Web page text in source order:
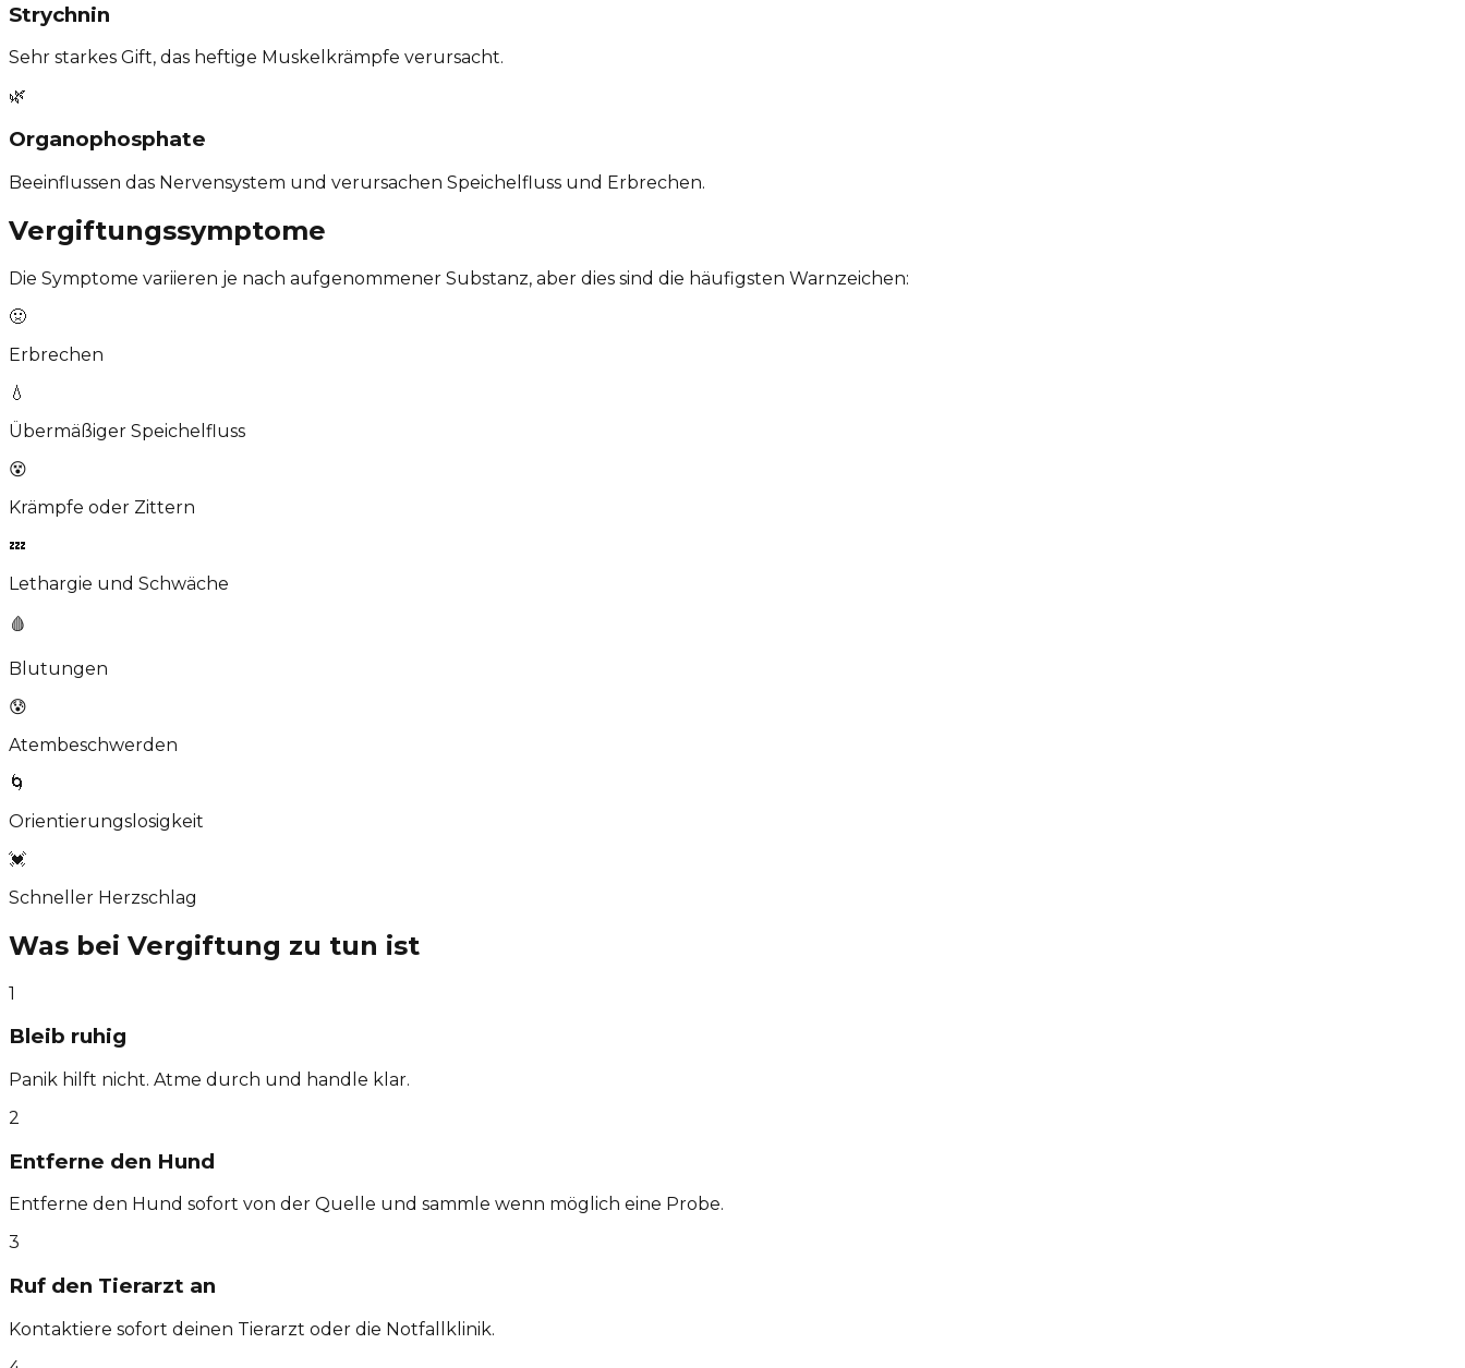
Strychnin
Sehr starkes Gift, das heftige Muskelkrämpfe verursacht.
🌿
Organophosphate
Beeinflussen das Nervensystem und verursachen Speichelfluss und Erbrechen.
Vergiftungssymptome
Die Symptome variieren je nach aufgenommener Substanz, aber dies sind die häufigsten Warnzeichen:
🤢
Erbrechen
💧
Übermäßiger Speichelfluss
😵
Krämpfe oder Zittern
💤
Lethargie und Schwäche
🩸
Blutungen
😰
Atembeschwerden
🌀
Orientierungslosigkeit
💓
Schneller Herzschlag
Was bei Vergiftung zu tun ist
1
Bleib ruhig
Panik hilft nicht. Atme durch und handle klar.
2
Entferne den Hund
Entferne den Hund sofort von der Quelle und sammle wenn möglich eine Probe.
3
Ruf den Tierarzt an
Kontaktiere sofort deinen Tierarzt oder die Notfallklinik.